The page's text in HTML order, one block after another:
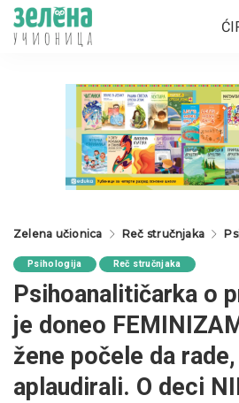
Zelena učionica Reč stručnjaka
Psihologija Reč stručnjaka
Psihoanalitičarka o
je doneo
žene počele da
aplaudirali. O deci